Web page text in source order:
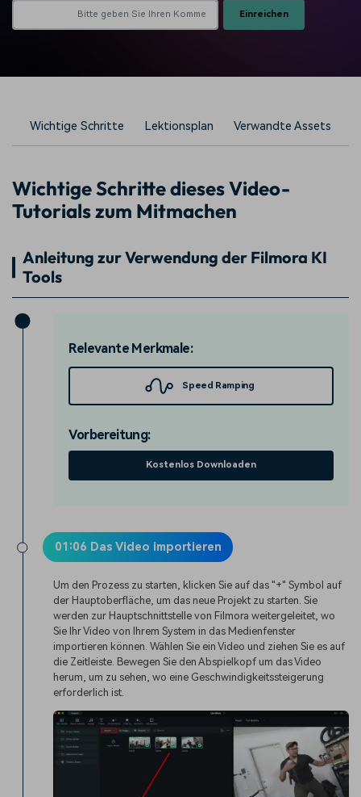
Einreichen
Wichtige Schritte Lektionsplan Verwandte Assets
Wichtige Schritte dieses Video-
Tutorials zum Mitmachen
Anleitung zur Verwendung der Filmora KI
Tools
Relevante Merkmale:
Speed Ramping
Vorbereitung:
Kostenlos Downloaden
01:06 Das Video importieren
Um den Prozess zu starten, klicken Sie auf das "+" Symbol auf
der Hauptoberfläche, um das neue Projekt zu starten. Sie
werden zur Hauptschnittstelle von Filmora weitergeleitet, wo
Sie Ihr Video von Ihrem System in das Medienfenster
importieren können. Wählen Sie ein Video und ziehen Sie es auf
die Zeitleiste. Bewegen Sie den Abspielkopf um das Video
herum, um zu sehen, wo eine Geschwindigkeitssteigerung
erforderlich ist.